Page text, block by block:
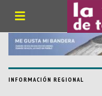
INFORMACIÓN REGIONAL